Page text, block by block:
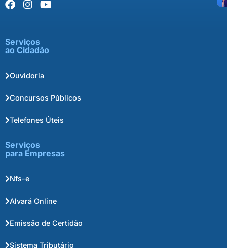
Serviços
ao Cidadão
Ouvidoria
Concursos Públicos
Telefones Úteis
Serviços
para Empresas
Nfs-e
Alvará Online
Emissão de Certidão
Sistema Tributário